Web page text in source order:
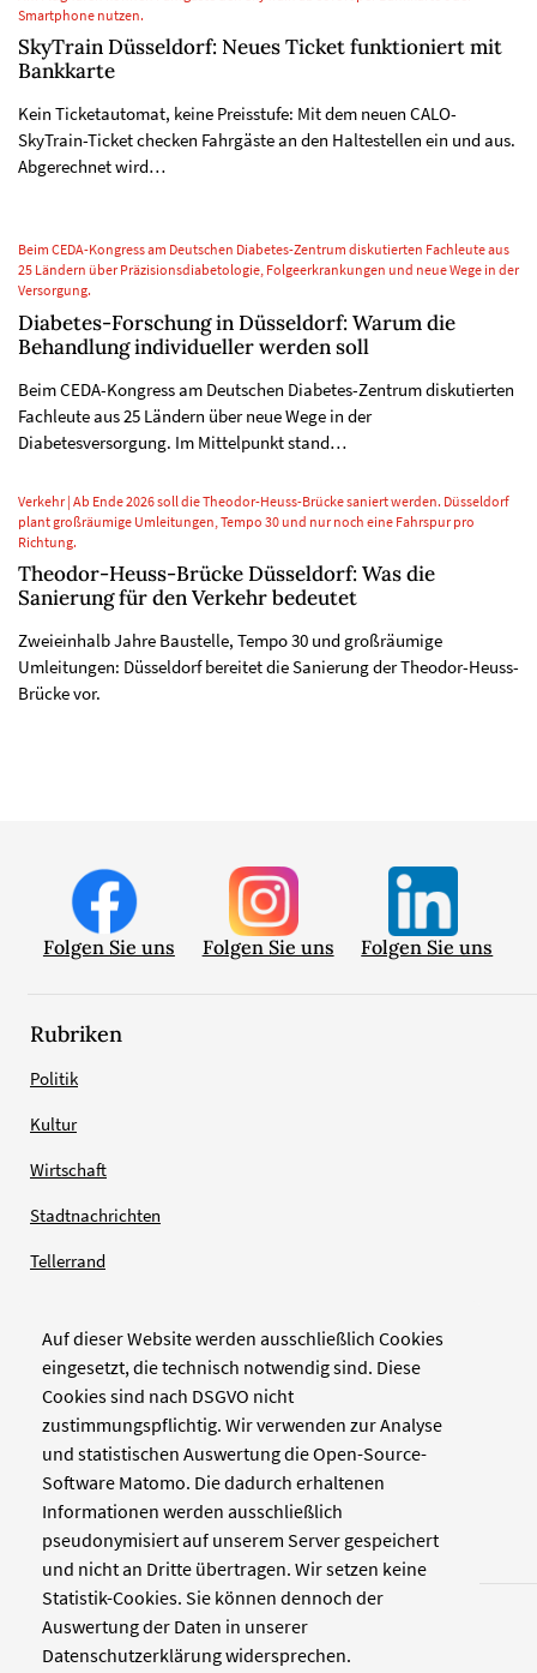
Auf dieser Website werden ausschließlich Cookies
eingesetzt, die technisch notwendig sind. Diese
Cookies sind nach DSGVO nicht
zustimmungspflichtig. Wir verwenden zur Analyse
und statistischen Auswertung die Open-Source-
Software Matomo. Die dadurch erhaltenen
Informationen werden ausschließlich
pseudonymisiert auf unserem Server gespeichert
und nicht an Dritte übertragen. Wir setzen keine
Statistik-Cookies. Sie können dennoch der
Auswertung der Daten in unserer
Datenschutzerklärung widersprechen.
Smartphone nutzen.
SkyTrain Düsseldorf: Neues Ticket funktioniert mit
Bankkarte
Kein Ticketautomat, keine Preisstufe: Mit dem neuen CALO-
SkyTrain-Ticket checken Fahrgäste an den Haltestellen ein und aus.
Abgerechnet wird…
Beim CEDA-Kongress am Deutschen Diabetes-Zentrum diskutierten Fachleute aus
25 Ländern über Präzisionsdiabetologie, Folgeerkrankungen und neue Wege in der
Versorgung.
Diabetes-Forschung in Düsseldorf: Warum die
Behandlung individueller werden soll
Beim CEDA-Kongress am Deutschen Diabetes-Zentrum diskutierten
Fachleute aus 25 Ländern über neue Wege in der
Diabetesversorgung. Im Mittelpunkt stand…
Verkehr | Ab Ende 2026 soll die Theodor-Heuss-Brücke saniert werden. Düsseldorf
plant großräumige Umleitungen, Tempo 30 und nur noch eine Fahrspur pro
Richtung.
Theodor-Heuss-Brücke Düsseldorf: Was die
Sanierung für den Verkehr bedeutet
Zweieinhalb Jahre Baustelle, Tempo 30 und großräumige
Umleitungen: Düsseldorf bereitet die Sanierung der Theodor-Heuss-
Brücke vor.
Folgen Sie uns Folgen Sie uns Folgen Sie uns
Rubriken
Politik
Kultur
Wirtschaft
Stadtnachrichten
Tellerrand
Verlag
Pinienstraße 2
40233 Düsseldorf
www.zellwerk.com